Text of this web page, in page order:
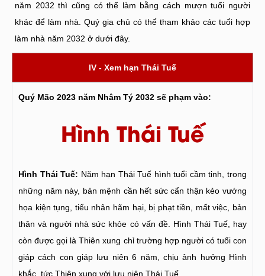
năm 2032 thì cũng có thể làm bằng cách mượn tuổi người
khác để làm nhà. Quý gia chủ có thể tham khảo các tuổi hợp
làm nhà năm 2032 ở dưới đây.
IV - Xem hạn Thái Tuế
Quý Mão 2023 năm Nhâm Tý 2032 sẽ phạm vào:
Hình Thái Tuế
Hình Thái Tuế: Năm hạn Thái Tuế hình tuổi cầm tinh, trong
những năm này, bản mệnh cần hết sức cẩn thận kẻo vướng
họa kiện tụng, tiểu nhân hãm hại, bị phạt tiền, mất việc, bản
thân và người nhà sức khỏe có vấn đề. Hình Thái Tuế, hay
còn được gọi là Thiên xung chỉ trường hợp người có tuổi con
giáp cách con giáp lưu niên 6 năm, chịu ảnh hưởng Hình
khắc, tức Thiên xung với lưu niên Thái Tuế.